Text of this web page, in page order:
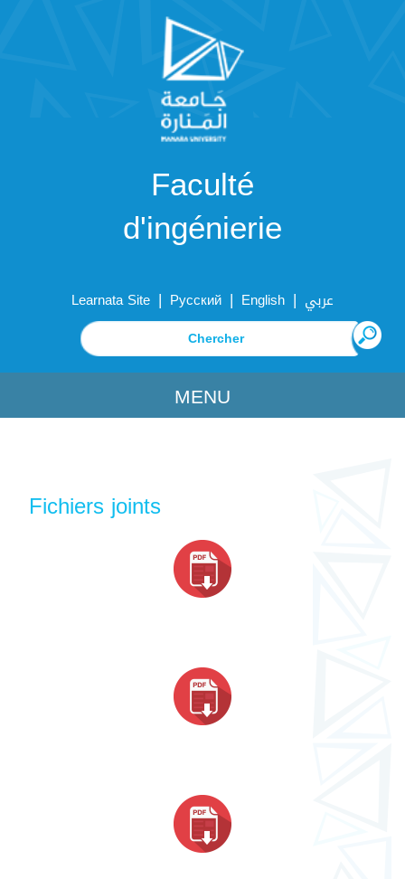
Faculté
d'ingénierie
Learnata Site | Русский | English | عربي
MENU
Fichiers joints